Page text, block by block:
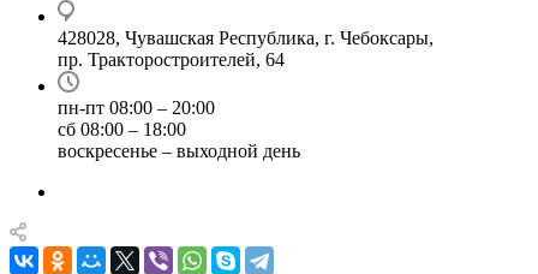
428028, Чувашская Республика, г. Чебоксары,
пр. Тракторостроителей, 64
пн-пт 08:00 – 20:00
сб 08:00 – 18:00
воскресенье – выходной день